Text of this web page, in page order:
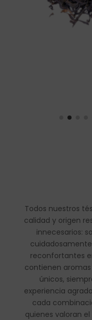
Todos nuestros
calidad y origen
innecesarios:
reconfortantes
contienen
únicos,
experiencia
cada
quienes valoran